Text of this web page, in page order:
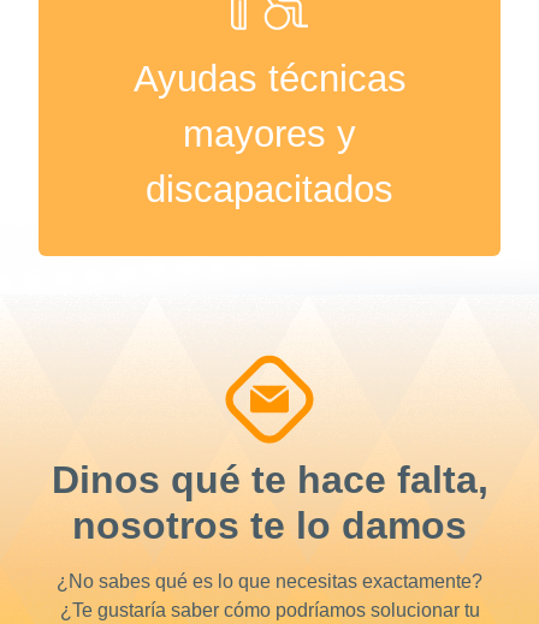
Ayudas técnicas
mayores y
discapacitados
Dinos qué te hace falta,
nosotros te lo damos
¿No sabes qué es lo que necesitas exactamente?
¿Te gustaría saber cómo podríamos solucionar tu